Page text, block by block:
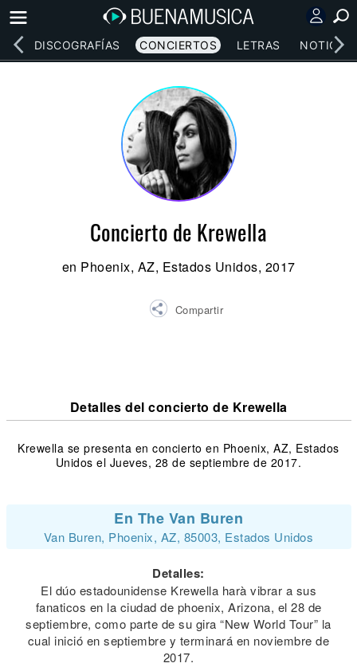
DISCOGRAFÍAS CONCIERTOS LETRAS NOTICIAS
Concierto de Krewella
en Phoenix, AZ, Estados Unidos, 2017
Compartir
Detalles del concierto de Krewella
Krewella se presenta en concierto en Phoenix, AZ, Estados
Unidos el Jueves, 28 de septiembre de 2017.
En The Van Buren
Van Buren, Phoenix, AZ, 85003, Estados Unidos
Detalles:
El dúo estadounidense Krewella harà vibrar a sus
fanaticos en la ciudad de phoenix, Arizona, el 28 de
septiembre, como parte de su gira “New World Tour” la
cual inició en septiembre y terminará en noviembre de
2017.